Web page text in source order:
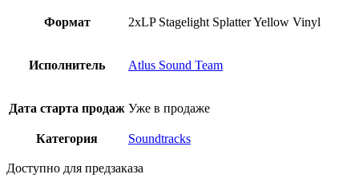
Формат 2xLP Stagelight Splatter Yellow Vinyl
Исполнитель Atlus Sound Team
Дата старта продаж Уже в продаже
Категория Soundtracks
Доступно для предзаказа